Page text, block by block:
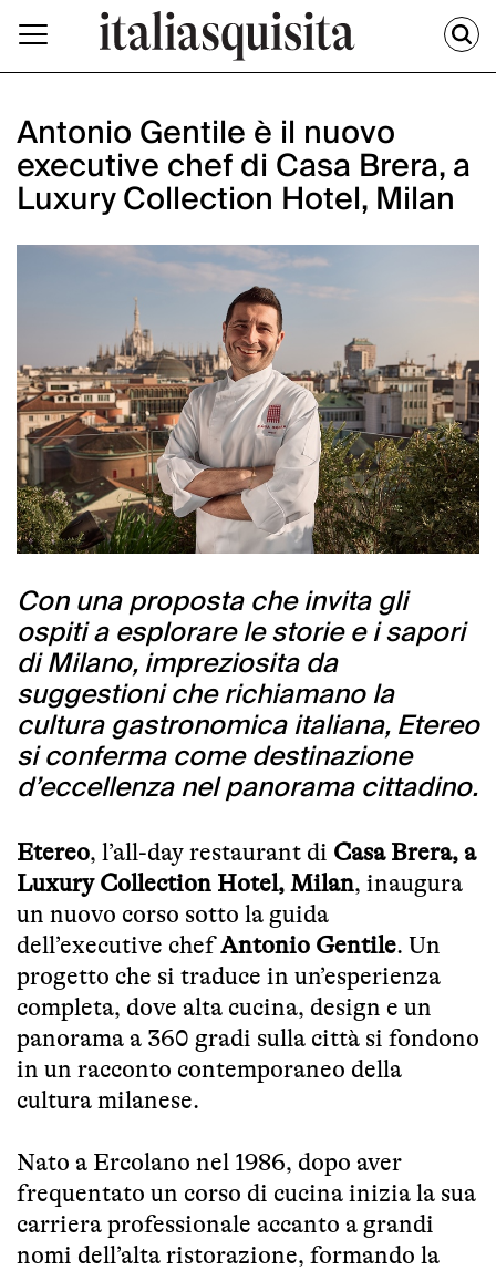
Antonio Gentile è il nuovo
executive chef di Casa Brera, a
Luxury Collection Hotel, Milan
Con una proposta che invita gli
ospiti a esplorare le storie e i sapori
di Milano, impreziosita da
suggestioni che richiamano la
cultura gastronomica italiana, Etereo
si conferma come destinazione
d’eccellenza nel panorama cittadino.
Etereo, l’all-day restaurant di Casa Brera, a
Luxury Collection Hotel, Milan, inaugura
un nuovo corso sotto la guida
dell’executive chefAntonio Gentile. Un
progetto che si traduce in un’esperienza
completa, dove alta cucina, design e un
panorama a 360 gradi sulla città si fondono
in un racconto contemporaneo della
cultura milanese.
Nato a Ercolano nel 1986, dopo aver
frequentato un corso di cucina inizia la sua
carriera professionale accanto a grandi
nomi dell’alta ristorazione, formando la